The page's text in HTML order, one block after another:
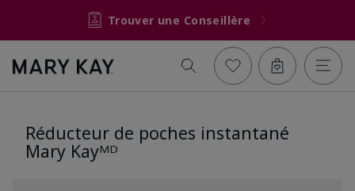
Trouver une Conseillère
Réducteur de poches instantané
Mary Kayᴹᴰ